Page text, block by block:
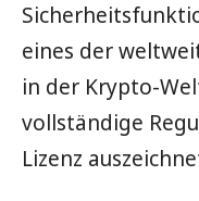
eines der
in der Krypto-
vollständige
Lizenz